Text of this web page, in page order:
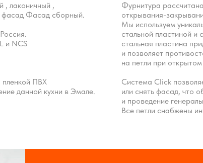
, лаконичный ,
Фасад сборный.
и NCS
пленкой ПВХ
данной кухни в Эмале.
Фурнитура
открывания-
Мы используем
стальной пластиной
стальная пластина
и позволяет
на петли при
Система Click
или снять фасад, что
и проведение
Все петли снабжены